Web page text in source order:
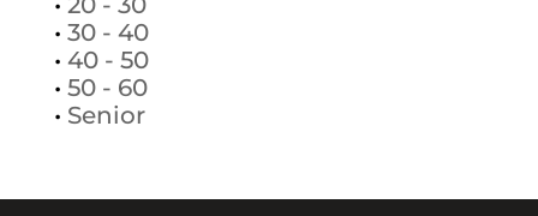
• 30 - 40
• 40 - 50
• 50 - 60
• Senior